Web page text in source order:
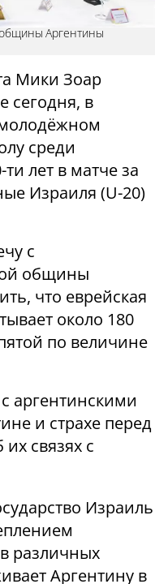
общины Аргентины
Мики Зоар
сегодня, в
среди
лет в матче за
Израиля (U-20)
с
общины
что еврейская
около 180
по величине
аргентинскими
и страхе перед
связях с
Израиль
различных
Аргентину в